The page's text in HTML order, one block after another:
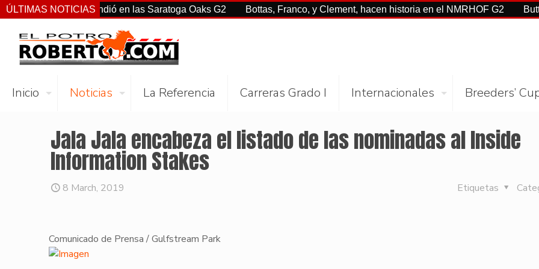
ÚLTIMAS NOTICIAS
Jr. sorprendió en las Saratoga Oaks G2 Bottas, Franco, y Clement, hacen historia en el NMRHOF G2 Buttah con
Inicio Noticias La Referencia Carreras Grado I Internacionales Breeders’
Jala Jala encabeza el listado de las nominadas al Inside
Information Stakes
8 March, 2019 Etiquetas
Comunicado de Prensa / Gulfstream Park